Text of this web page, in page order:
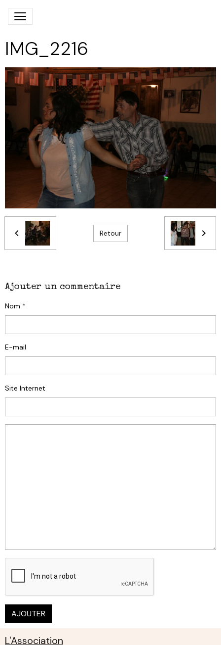
IMG_2216
Retour
Ajouter un commentaire
Nom
E-mail
Site Internet
AJOUTER
L'Association